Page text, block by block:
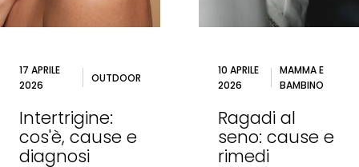
17 APRILE
2026
OUTDOOR
Intertrigine:
cos'è, cause e
diagnosi
10 APRILE
2026
MAMMA E
BAMBINO
Ragadi al
seno: cause e
rimedi